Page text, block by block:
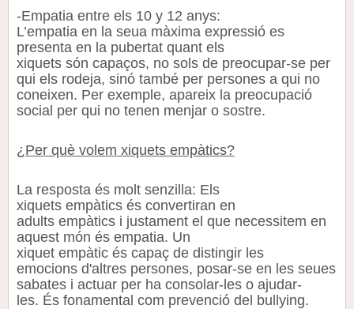
-Empatia entre els 10 y 12 anys:
L’empatia en la seua màxima expressió es
presenta en la pubertat quant els
xiquets són capaços, no sols de preocupar-se per
qui els rodeja, sinó també per persones a qui no
coneixen. Per exemple, apareix la preocupació
social per qui no tenen menjar o sostre.
¿Per què volem xiquets empàtics?
La resposta és molt senzilla: Els
xiquets empàtics és convertiran en
adults empàtics i justament el que necessitem en
aquest món és empatia. Un
xiquet empàtic és capaç de distingir les
emocions d'altres persones, posar-se en les seues
sabates i actuar per ha consolar-les o ajudar-
les. És fonamental com prevenció del bullying.